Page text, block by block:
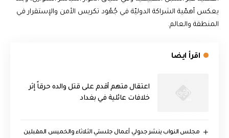
يعكس أهمّية الشراكة الدوليّة في جُهُود تكريس الأمن والإستقرار في
المنطقة والعالم.
اقرأ ايضا
اعتقال متهم أقدم على قتل والده حرقاً إثر
خلافات عائلية في بغداد
مجلس النواب ينشر جدولي أعمال جلستي الثلاثاء والخميس المقبلين